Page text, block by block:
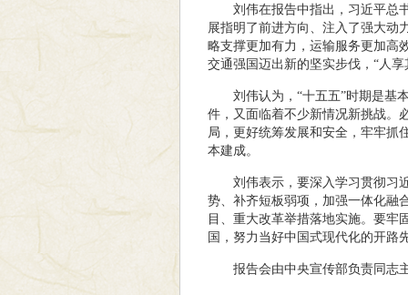
刘伟在报告中指出，习近平总
展指明了前进方向、注入了强大动
略支撑更加有力，运输服务更加高
交通强国迈出新的坚实步伐，“人
刘伟认为，“十五五”时期是基
件，又面临着不少新情况新挑战。
局，更好统筹发展和安全，牢牢抓
本建成。
刘伟表示，要深入学习贯彻习
势、补齐短板弱项，加强一体化融
目、重大改革举措落地实施。要牢
国，努力当好中国式现代化的开路
报告会由中央宣传部负责同志